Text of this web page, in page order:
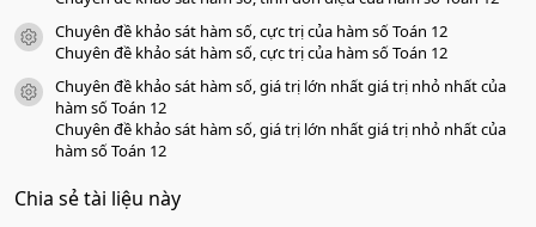
icon tài liệu
Chuyên đề khảo sát hàm số, cực trị của hàm số Toán 12
Chuyên đề khảo sát hàm số, cực trị của hàm số Toán 12
icon tài liệu
Chuyên đề khảo sát hàm số, giá trị lớn nhất giá trị nhỏ nhất của
hàm số Toán 12
Chuyên đề khảo sát hàm số, giá trị lớn nhất giá trị nhỏ nhất của
hàm số Toán 12
Chia sẻ tài liệu này